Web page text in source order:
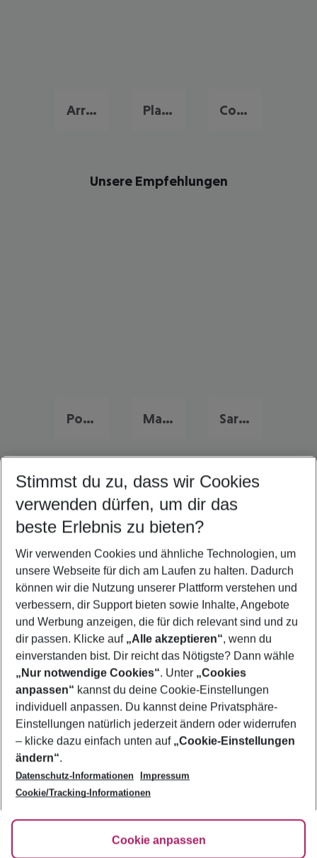
Arrecife Playa Blanca Costa Teguise
Unsere Empfehlungen
Portugal Urlaub Malta Urlaub Sardinien Urlaub
Quicklinks
Familienurlaub Puerto del Camen
Flug & Hotel Puerto del Camen
Last Minute Puerto del Camen
Frübucher Angebote Puerto del Camen für 2026
Pauschalreisen Puerto del Camen
Footer
Footer navigation
Über uns
AGB
Bestpreisgarantie
Cookie-Einstellungen ändern
Cookie-Richtlinie
Agenturbetreuung
Barrierefreies Reisen
HanseMerkur Reiseversicherung
Folge uns
Stimmst du zu, dass wir Cookies
verwenden dürfen, um dir das
beste Erlebnis zu bieten?
Wir verwenden Cookies und ähnliche Technologien, um
unsere Webseite für dich am Laufen zu halten. Dadurch
können wir die Nutzung unserer Plattform verstehen und
verbessern, dir Support bieten sowie Inhalte, Angebote
und Werbung anzeigen, die für dich relevant sind und zu
dir passen. Klicke auf „Alle akzeptieren“, wenn du
einverstanden bist. Dir reicht das Nötigste? Dann wähle
„Nur notwendige Cookies“. Unter „Cookies
anpassen“ kannst du deine Cookie-Einstellungen
individuell anpassen. Du kannst deine Privatsphäre-
Einstellungen natürlich jederzeit ändern oder widerrufen
– klicke dazu einfach unten auf „Cookie-Einstellungen
ändern“.
Datenschutz-Informationen
Impressum
Cookie/Tracking-Informationen
Cookie anpassen